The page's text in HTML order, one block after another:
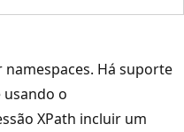
namespaces. Há suporte
usando o
XPath incluir um